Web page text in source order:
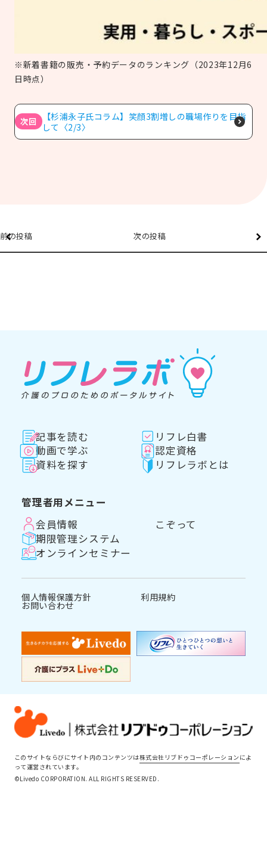
※新着書籍の販売・予約データのランキング（2023年12月6
日時点）
次回 【杉浦永子氏コラム】笑顔3割増しの職場作りを目指
して〈2/3〉
前の投稿 次の投稿
記事を読む
動画で学ぶ
資料を探す
リフレ白書
認定資格
リフレラボとは
管理者用メニュー
会員情報
期限管理システム
オンラインセミナー
こぞって
個人情報保護方針 利用規約
お問い合わせ
このサイトならびにサイト内のコンテンツは株式会社リブドゥコーポレーション によ
って運営されています。
©Livedo CORPORATION. ALL RIGHTS RESERVED.